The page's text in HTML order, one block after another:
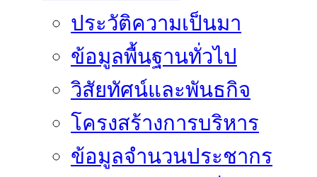
ประวัติความเป็นมา
ข้อมูลพื้นฐานทั่วไป
วิสัยทัศน์และพันธกิจ
โครงสร้างการบริหาร
ข้อมูลจำนวนประชากร